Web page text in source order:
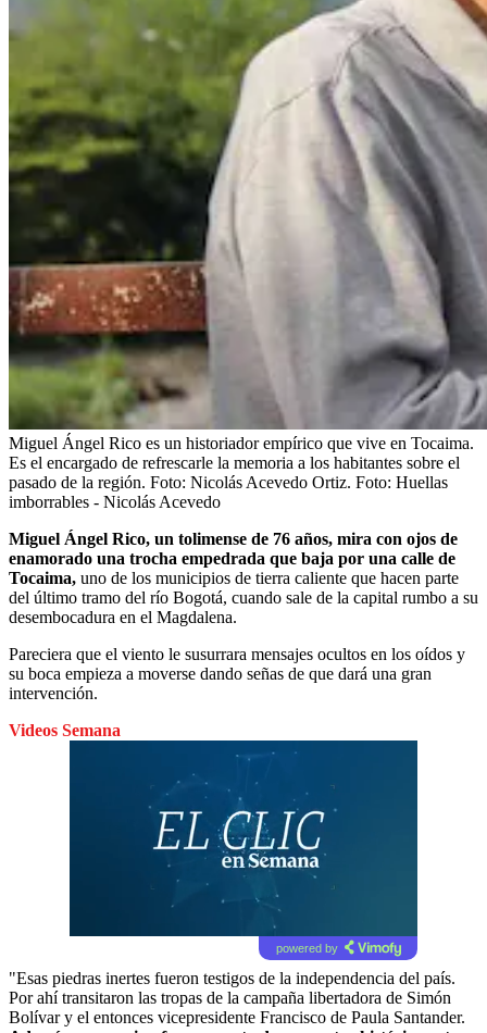
Miguel Ángel Rico es un historiador empírico que vive en Tocaima.
Es el encargado de refrescarle la memoria a los habitantes sobre el
pasado de la región. Foto: Nicolás Acevedo Ortiz. Foto: Huellas
imborrables - Nicolás Acevedo
Miguel Ángel Rico, un tolimense de 76 años, mira con ojos de
enamorado una trocha empedrada que baja por una calle de
Tocaima, uno de los municipios de tierra caliente que hacen parte
del último tramo del río Bogotá, cuando sale de la capital rumbo a su
desembocadura en el Magdalena.
Pareciera que el viento le susurrara mensajes ocultos en los oídos y
su boca empieza a moverse dando señas de que dará una gran
intervención.
Videos Semana
powered by
"Esas piedras inertes fueron testigos de la independencia del país.
Por ahí transitaron las tropas de la campaña libertadora de Simón
Bolívar y el entonces vicepresidente Francisco de Paula Santander.